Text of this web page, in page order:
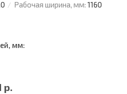
Рабочая ширина, мм: 1160
мм:
р.